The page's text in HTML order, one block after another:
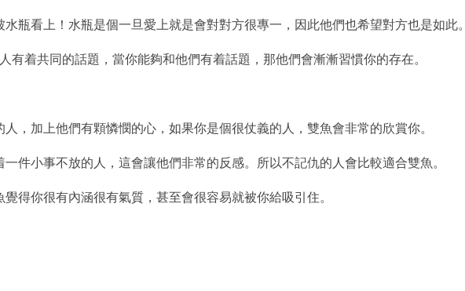
瓶看上！水瓶是個一旦愛上就是會對對方很專一，因此他們也希望對方也是如此。
有着共同的話題，當你能夠和他們有着話題，那他們會漸漸習慣你的存在。
，加上他們有顆憐憫的心，如果你是個很仗義的人，雙魚會非常的欣賞你。
件小事不放的人，這會讓他們非常的反感。所以不記仇的人會比較適合雙魚。
得你很有內涵很有氣質，甚至會很容易就被你給吸引住。